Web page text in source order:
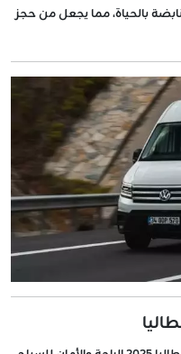
بالحياة، مما يجعل من حجز